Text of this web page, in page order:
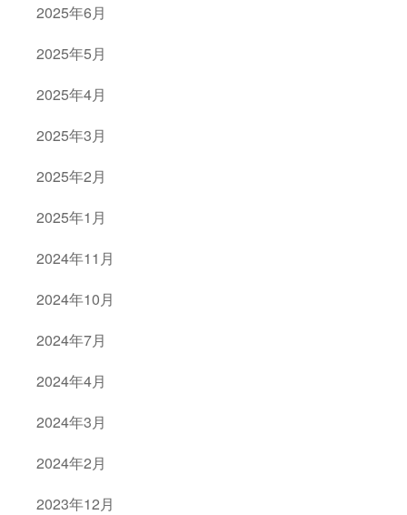
2025年6月
2025年5月
2025年4月
2025年3月
2025年2月
2025年1月
2024年11月
2024年10月
2024年7月
2024年4月
2024年3月
2024年2月
2023年12月